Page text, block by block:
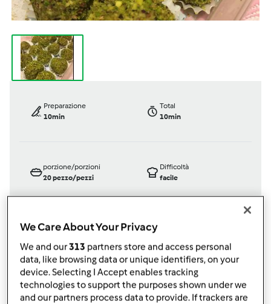
Preparazione
10min
Total
10min
porzione/porzioni
20pezzo/pezzi
Difficoltà
facile
daRobia68
published: 29-08-2022
Aggiungi alle mie raccolte
We Care About Your Privacy
We and our313 partners store and access personal
data, like browsing data or unique identifiers, on your
device. Selecting I Accept enables tracking
technologies to support the purposes shown under we
and our partners process data to provide. If trackers are